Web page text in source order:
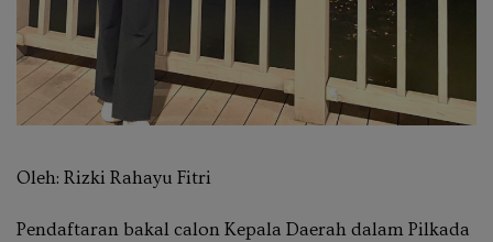
Oleh: Rizki Rahayu Fitri
Pendaftaran bakal calon Kepala Daerah dalam Pilkada